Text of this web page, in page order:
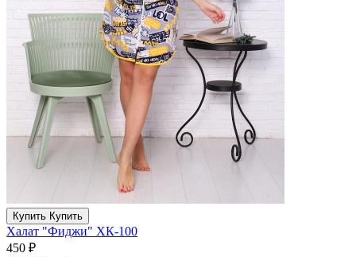
Купить Купить
Халат "Фиджи" ХК-100
450 ₽